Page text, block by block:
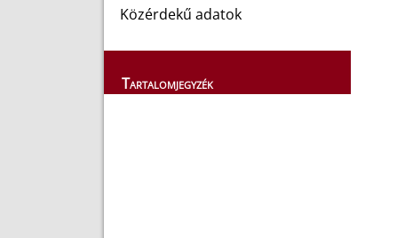
Közérdekű adatok
Tartalomjegyzék